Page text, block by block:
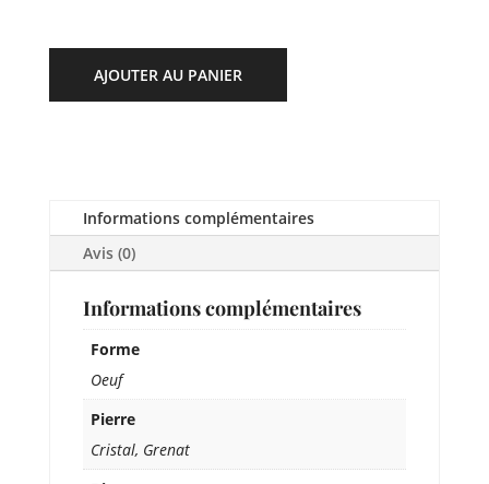
AJOUTER AU PANIER
Informations complémentaires
Avis (0)
Informations complémentaires
Forme
Oeuf
Pierre
Cristal, Grenat